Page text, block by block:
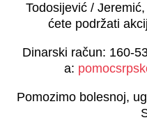
Todosijević /
ćete podržati
Dinarski račun: 160-
a:
Pomozimo bolesnoj,